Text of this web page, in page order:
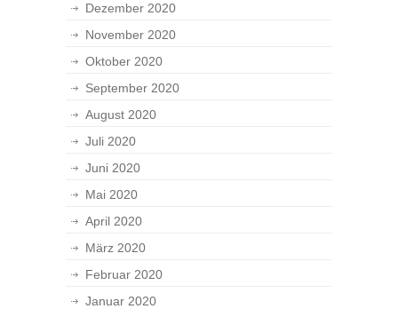
Dezember 2020
November 2020
Oktober 2020
September 2020
August 2020
Juli 2020
Juni 2020
Mai 2020
April 2020
März 2020
Februar 2020
Januar 2020